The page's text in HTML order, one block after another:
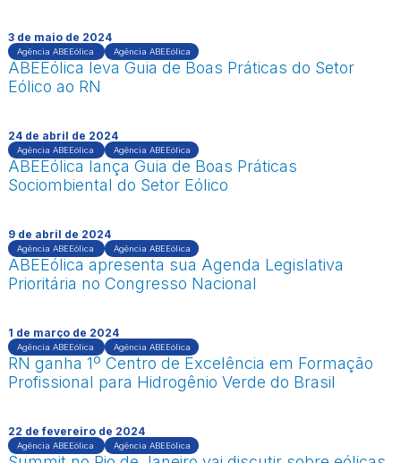
3 de maio de 2024
Agência ABEEólica Agência ABEEólica
ABEEólica leva Guia de Boas Práticas do Setor
Eólico ao RN
24 de abril de 2024
Agência ABEEólica Agência ABEEólica
ABEEólica lança Guia de Boas Práticas
Sociombiental do Setor Eólico
9 de abril de 2024
Agência ABEEólica Agência ABEEólica
ABEEólica apresenta sua Agenda Legislativa
Prioritária no Congresso Nacional
1 de março de 2024
Agência ABEEólica Agência ABEEólica
RN ganha 1º Centro de Excelência em Formação
Profissional para Hidrogênio Verde do Brasil
22 de fevereiro de 2024
Agência ABEEólica Agência ABEEólica